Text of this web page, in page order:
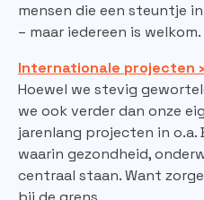
mensen die een steuntje
– maar iedereen is welkom.
Internationale projecten
Hoewel we stevig
we ook verder dan onze
jarenlang projecten in o.a.
waarin gezondheid,
centraal staan. Want